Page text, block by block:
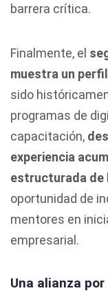
barrera crítica.
Finalmente, el
muestra un
sido
programas de
capacitación,
experiencia
estructurada de
oportunidad de
mentores en
empresarial.
Una alianza por